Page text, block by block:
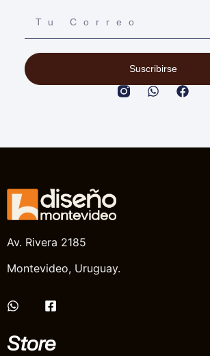
Suscribirse
Av. Rivera 2185
Montevideo, Uruguay.
Store